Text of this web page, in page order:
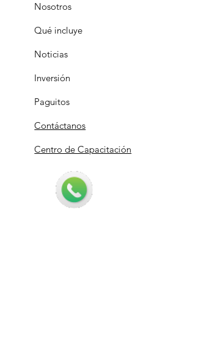
Nosotros
Qué incluye
Noticias
Inversión
Paguitos
Contáctanos
Centro de Capacitación